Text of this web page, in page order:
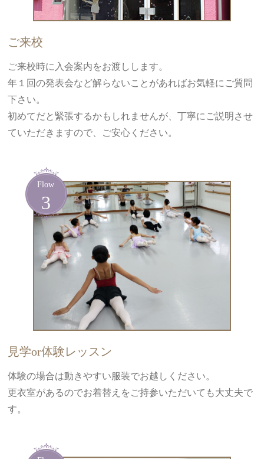
ご来校
ご来校時に入会案内をお渡しします。
年１回の発表会など解らないことがあればお気軽にご質問
下さい。
初めてだと緊張するかもしれませんが、丁寧にご説明させ
ていただきますので、ご安心ください。
見学or体験レッスン
体験の場合は動きやすい服装でお越しください。
更衣室があるのでお着替えをご持参いただいても大丈夫で
す。